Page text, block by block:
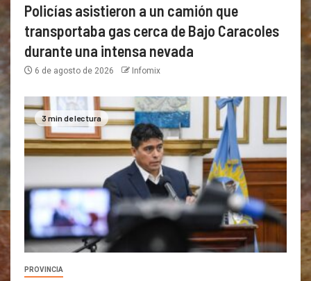
Policías asistieron a un camión que
transportaba gas cerca de Bajo Caracoles
durante una intensa nevada
6 de agosto de 2026 Infomix
3 min de lectura
PROVINCIA